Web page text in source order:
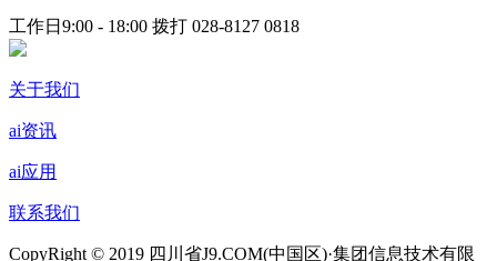
工作日9:00 - 18:00 拨打 028-8127 0818
关于我们
ai资讯
ai应用
联系我们
CopyRight © 2019 四川省J9.COM(中国区)·集团信息技术有限